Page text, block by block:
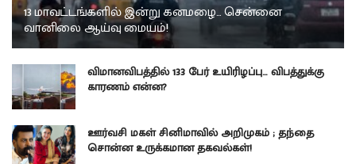
13 மாவட்டங்களில் இன்று கனமழை… சென்னை
வானிலை ஆய்வு மையம்!
விமானவிபத்தில் 133 பேர் உயிரிழப்பு… விபத்துக்கு
காரணம் என்ன?
ஊர்வசி மகள் சினிமாவில் அறிமுகம் ; தந்தை
சொன்ன உருக்கமான தகவல்கள்!